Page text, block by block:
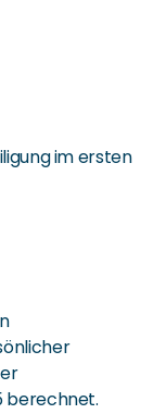
im ersten
berechnet.